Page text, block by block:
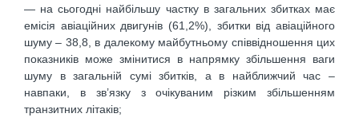
— на сьогодні найбільшу частку в загальних збитках має
емісія авіаційних двигунів (61,2%), збитки від авіаційного
шуму – 38,8, в далекому майбутньому співвідношення цих
показників може змінитися в напрямку збільшення ваги
шуму в загальній сумі збитків, а в найближчий час –
навпаки, в зв’язку з очікуваним різким збільшенням
транзитних літаків;